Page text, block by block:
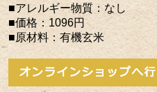
■アレルギー物質：なし
■価格：1096円
■原材料：有機玄米